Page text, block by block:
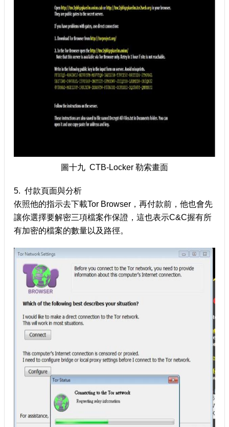
圖十九 CTB-Locker 勒索畫面
5. 付款頁面與分析
依照他的指示去下載Tor Browser，再付款前，他也會先
讓你選擇要解密三項檔案作保證，這也表示C&C握有所
有加密的檔案的數量以及路徑。